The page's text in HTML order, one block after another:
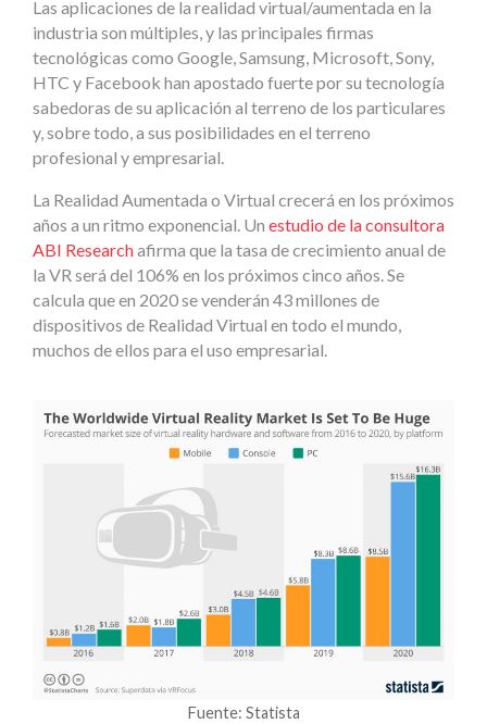
Las aplicaciones de la realidad virtual/aumentada en la
industria son múltiples, y las principales firmas
tecnológicas como Google, Samsung, Microsoft, Sony,
HTC y Facebook han apostado fuerte por su tecnología
sabedoras de su aplicación al terreno de los particulares
y, sobre todo, a sus posibilidades en el terreno
profesional y empresarial.
La Realidad Aumentada o Virtual crecerá en los próximos
años a un ritmo exponencial. Un estudio de la consultora
ABI Researchafirma que la tasa de crecimiento anual de
la VR será del 106% en los próximos cinco años. Se
calcula que en 2020 se venderán 43 millones de
dispositivos de Realidad Virtual en todo el mundo,
muchos de ellos para el uso empresarial.
Fuente: Statista